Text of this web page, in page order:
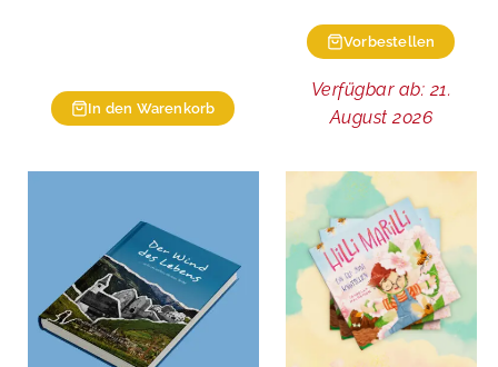
In den Warenkorb
Vorbestellen
Verfügbar ab: 21.
August 2026